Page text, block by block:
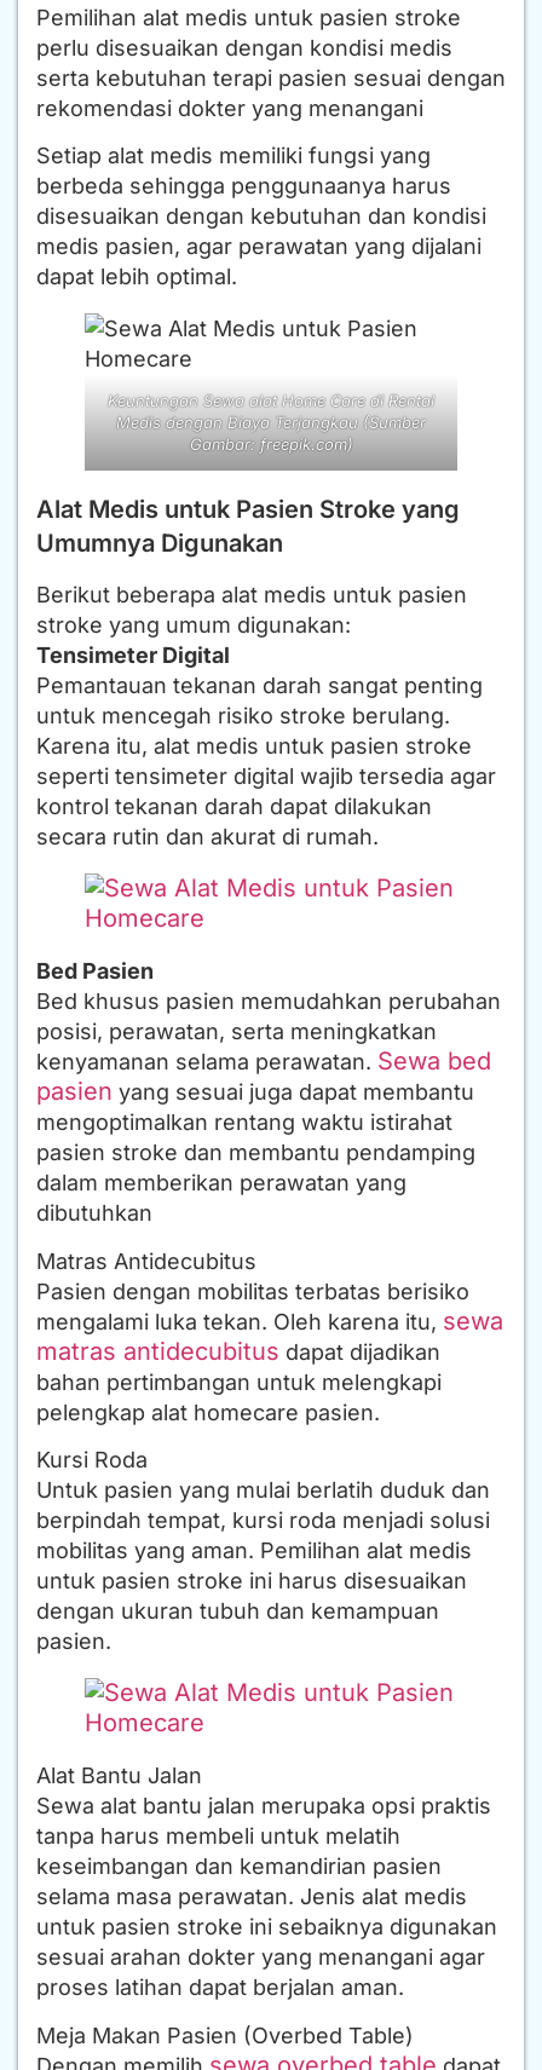
Pemilihan alat medis untuk pasien stroke
perlu disesuaikan dengan kondisi medis
serta kebutuhan terapi pasien sesuai dengan
rekomendasi dokter yang menangani
Setiap alat medis memiliki fungsi yang
berbeda sehingga penggunaanya harus
disesuaikan dengan kebutuhan dan kondisi
medis pasien, agar perawatan yang dijalani
dapat lebih optimal.
Keuntungan Sewa alat Home Care di Rental
Medis dengan Biaya Terjangkau (Sumber
Gambar: freepik.com)
Alat Medis untuk Pasien Stroke yang
Umumnya Digunakan
Berikut beberapa alat medis untuk pasien
stroke yang umum digunakan:
Tensimeter Digital
Pemantauan tekanan darah sangat penting
untuk mencegah risiko stroke berulang.
Karena itu, alat medis untuk pasien stroke
seperti tensimeter digital wajib tersedia agar
kontrol tekanan darah dapat dilakukan
secara rutin dan akurat di rumah.
Bed Pasien
Bed khusus pasien memudahkan perubahan
posisi, perawatan, serta meningkatkan
kenyamanan selama perawatan. Sewa bed
pasien yang sesuai juga dapat membantu
mengoptimalkan rentang waktu istirahat
pasien stroke dan membantu pendamping
dalam memberikan perawatan yang
dibutuhkan
Matras Antidecubitus
Pasien dengan mobilitas terbatas berisiko
mengalami luka tekan. Oleh karena itu, sewa
matras antidecubitus dapat dijadikan
bahan pertimbangan untuk melengkapi
pelengkap alat homecare pasien.
Kursi Roda
Untuk pasien yang mulai berlatih duduk dan
berpindah tempat, kursi roda menjadi solusi
mobilitas yang aman. Pemilihan alat medis
untuk pasien stroke ini harus disesuaikan
dengan ukuran tubuh dan kemampuan
pasien.
Alat Bantu Jalan
Sewa alat bantu jalan merupaka opsi praktis
tanpa harus membeli untuk melatih
keseimbangan dan kemandirian pasien
selama masa perawatan. Jenis alat medis
untuk pasien stroke ini sebaiknya digunakan
sesuai arahan dokter yang menangani agar
proses latihan dapat berjalan aman.
Meja Makan Pasien (Overbed Table)